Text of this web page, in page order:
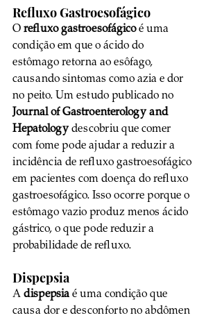
Refluxo Gastroesofágico
O refluxo gastroesofágico é uma
condição em que o ácido do
estômago retorna ao esôfago,
causando sintomas como azia e dor
no peito. Um estudo publicado no
Journal of Gastroenterology and
Hepatology descobriu que comer
com fome pode ajudar a reduzir a
incidência de refluxo gastroesofágico
em pacientes com doença do refluxo
gastroesofágico. Isso ocorre porque o
estômago vazio produz menos ácido
gástrico, o que pode reduzir a
probabilidade de refluxo.
Dispepsia
A dispepsia é uma condição que
causa dor e desconforto no abdômen